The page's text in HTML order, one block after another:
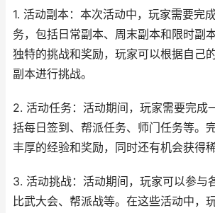
1. 活动副本：本次活动中，玩家需要完
务，包括日常副本、周末副本和限时副
独特的挑战和奖励，玩家可以根据自己
副本进行挑战。
2. 活动任务：活动期间，玩家需要完成
括每日签到、帮派任务、师门任务等。
丰厚的经验和奖励，同时还有机会获得稀
3. 活动挑战：活动期间，玩家可以参与
比武大会、帮派战等。在这些活动中，